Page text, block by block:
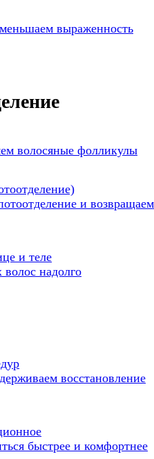
выраженность
волосяные фолликулы
и возвращаем
и теле
надолго
восстановление
быстрее и комфортнее